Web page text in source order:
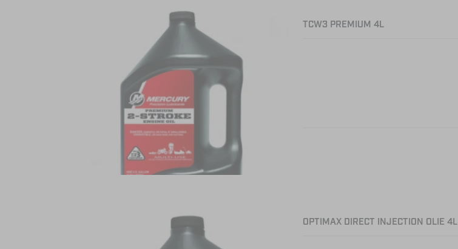
TCW3 PREMIUM 4L
OPTIMAX DIRECT INJECTION OLIE 4L